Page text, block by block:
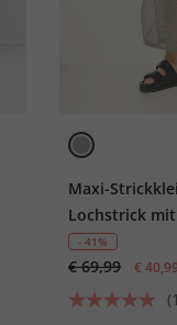
Maxi-
Lochstrick
- 41%
€ 69,99 € 40,99